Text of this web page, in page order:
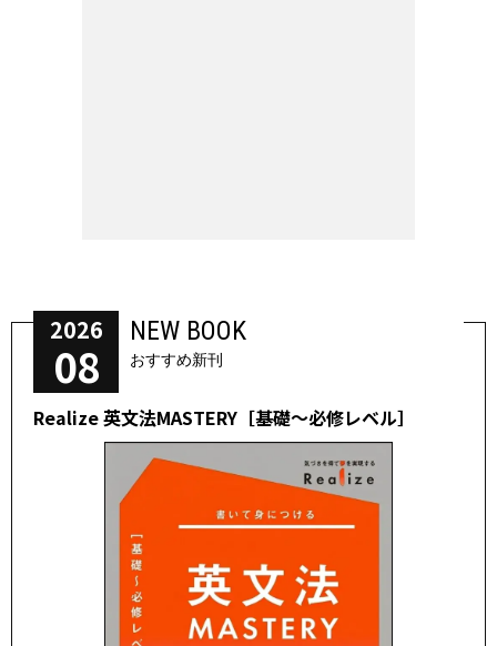
2026
08
NEW BOOK
おすすめ新刊
Realize 英文法MASTERY［基礎～必修レベル］